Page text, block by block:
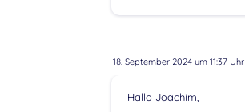
18. September 2024 um 11:37 Uhr
Hallo Joachim,